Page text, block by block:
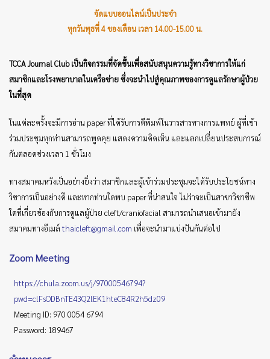
จัดแบบออนไลน์เป็นประจำ
ทุกวันพุธที่ 4 ของเดือน เวลา 14.00-15.00 น.
TCCA Journal Club เป็นกิจกรรมที่จัดขึ้นเพื่อสนับสนุนความรู้ทางวิชาการให้แก่
สมาชิกและโรงพยาบาลในเครือข่าย ซึ่งจะนำไปสู่คุณภาพของการดูแลรักษาผู้ป่วย
ในที่สุด
ในแต่ละครั้งจะมีการอ่าน paper ที่ได้รับการตีพิมพ์ในวารสารทางการแพทย์ ผู้ที่เข้า
ร่วมประชุมทุกท่านสามารถพูดคุย แสดงความคิดเห็น และแลกเปลี่ยนประสบการณ์
กันตลอดช่วงเวลา 1 ชั่วโมง
ทางสมาคมหวังเป็นอย่างยิ่งว่า สมาชิกและผู้เข้าร่วมประชุมจะได้รับประโยชน์ทาง
วิชาการเป็นอย่างดี และหากท่านใดพบ paper ที่น่าสนใจ ไม่ว่าจะเป็นสาขาวิชาชีพ
ใดที่เกี่ยวข้องกับการดูแลผู้ป่วย cleft/craniofacial สามารถนำเสนอเข้ามายัง
สมาคมทางอีเมล์ thaicleft@gmail.com เพื่อจะนำมาแบ่งปันกันต่อไป
Zoom Meeting
https://chula.zoom.us/j/97000546794?
pwd=clFsODBnTE43Q2lEK1hteC84R2h5dz09
Meeting ID: 970 0054 6794
Password: 189467